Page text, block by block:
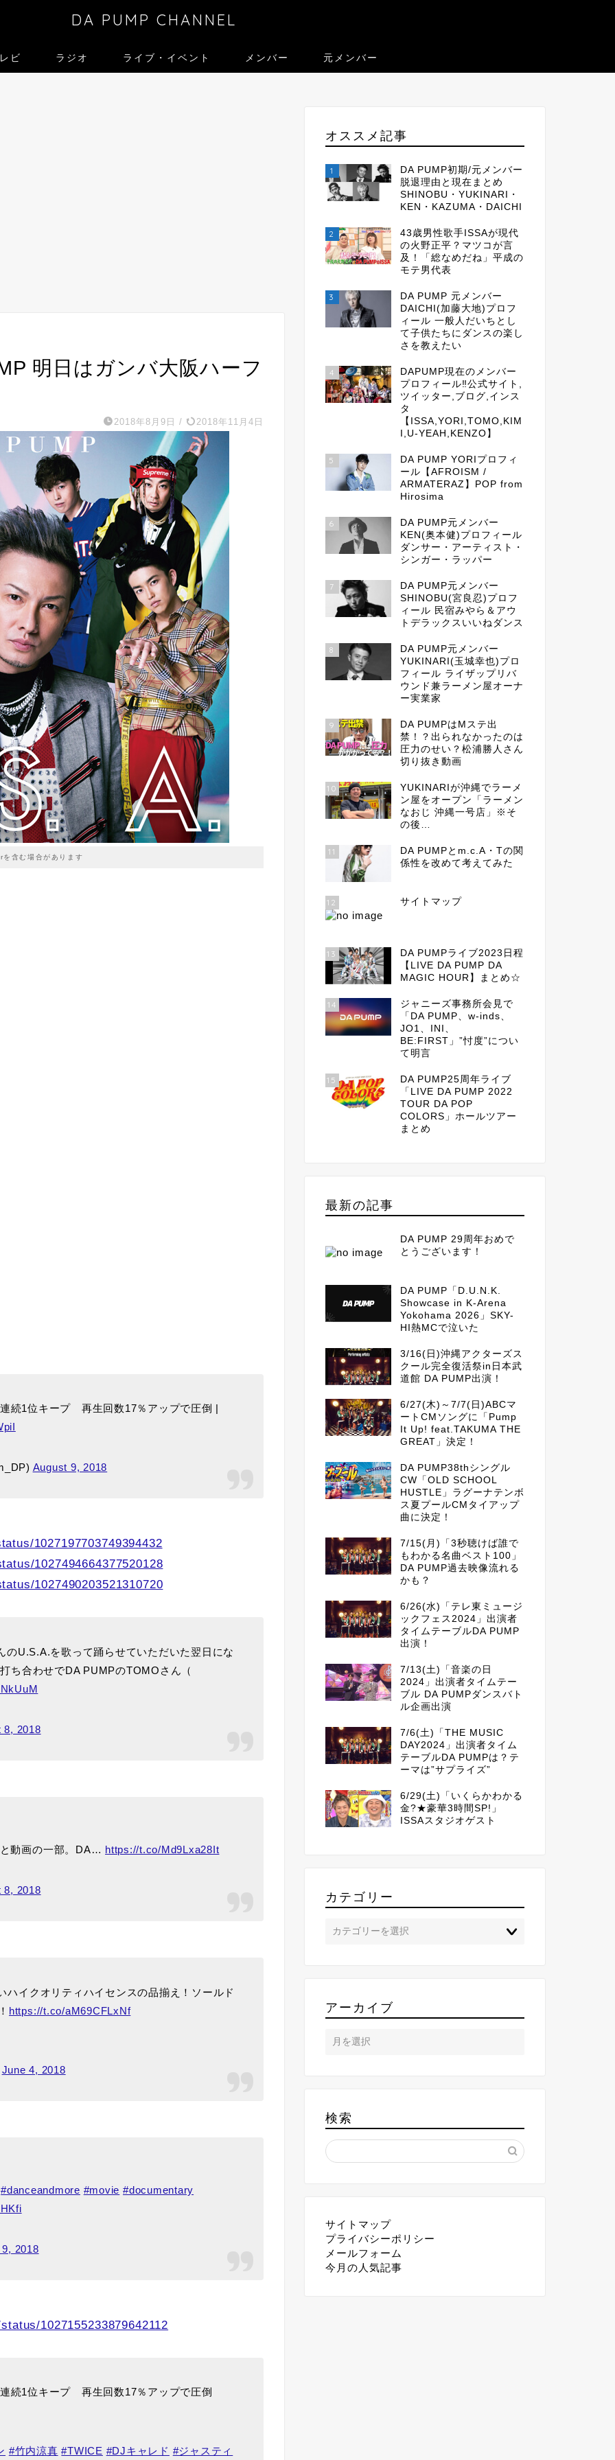
DA PUMP CHANNEL
ビ ラジオ ライブ・イベント メンバー 元メンバー
明日はガンバ大阪ハーフ
2018年8月9日 / 2018年11月4日
を含む場合があります
続1位キープ 再生回数17％アップで圧倒 |
August 9, 2018
1027197703749394432
1027494664377520128
1027490203521310720
U.S.A.を歌って踊らせていただいた翌日にな
ち合わせでDA PUMPのTOMOさん（
8, 2018
動画の一部。DA… https://t.co/Md9Lxa28It
8, 2018
イクオリティハイセンスの品揃え！ソールド
https://t.co/aM69CFLxNf
June 4, 2018
#danceandmore #movie #documentary
2018
1027155233879642112
続1位キープ 再生回数17％アップで圧倒
#竹内涼真 #TWICE #DJキャレド #ジャスティ
オススメ記事
1
DA PUMP初期/元メンバー
脱退理由と現在まとめ
SHINOBU・YUKINARI・
KEN・KAZUMA・DAICHI
2
43歳男性歌手ISSAが現代
の火野正平？マツコが言
及！「総なめだね」平成の
モテ男代表
3
DA PUMP 元メンバー
DAICHI(加藤大地)プロフ
ィール 一般人だいちとし
て子供たちにダンスの楽し
さを教えたい
4
DAPUMP現在のメンバー
プロフィール‼公式サイト,
ツイッター,ブログ,インス
タ
【ISSA,YORI,TOMO,KIM
I,U-YEAH,KENZO】
5
DA PUMP YORIプロフィ
ール【AFROISM /
ARMATERAZ】POP from
Hirosima
6
DA PUMP元メンバー
KEN(奥本健)プロフィール
ダンサー・アーティスト・
シンガー・ラッパー
7
DA PUMP元メンバー
SHINOBU(宮良忍)プロフ
ィール 民宿みやら＆アウ
トデラックスいいねダンス
8
DA PUMP元メンバー
YUKINARI(玉城幸也)プロ
フィール ライザップリバ
ウンド兼ラーメン屋オーナ
ー実業家
9
DA PUMPはMステ出
禁！？出られなかったのは
圧力のせい？松浦勝人さん
切り抜き動画
10
YUKINARIが沖縄でラーメ
ン屋をオープン「ラーメン
なおじ 沖縄一号店」※そ
の後…
11
DA PUMPとm.c.A・Tの関
係性を改めて考えてみた
12 サイトマップ
13
DA PUMPライブ2023日程
【LIVE DA PUMP DA
MAGIC HOUR】まとめ☆
14
ジャニーズ事務所会見で
「DA PUMP、w-inds、
JO1、INI、
BE:FIRST」”忖度”につい
て明言
15
DA PUMP25周年ライブ
「LIVE DA PUMP 2022
TOUR DA POP
COLORS」ホールツアー
まとめ
最新の記事
DA PUMP 29周年おめで
とうございます！
DA PUMP「D.U.N.K.
Showcase in K-Arena
Yokohama 2026」SKY-
HI熱MCで泣いた
3/16(日)沖縄アクターズス
クール完全復活祭in日本武
道館 DA PUMP出演！
6/27(木)～7/7(日)ABCマ
ートCMソングに「Pump
It Up! feat.TAKUMA THE
GREAT」決定！
DA PUMP38thシングル
CW「OLD SCHOOL
HUSTLE」ラグーナテンボ
ス夏プールCMタイアップ
曲に決定！
7/15(月)「3秒聴けば誰で
もわかる名曲ベスト100」
DA PUMP過去映像流れる
かも？
6/26(水)「テレ東ミュージ
ックフェス2024」出演者
タイムテーブルDA PUMP
出演！
7/13(土)「音楽の日
2024」出演者タイムテー
ブル DA PUMPダンスバト
ル企画出演
7/6(土)「THE MUSIC
DAY2024」出演者タイム
テーブルDA PUMPは？テ
ーマは”サプライズ”
6/29(土)「いくらかわかる
金?★豪華3時間SP!」
ISSAスタジオゲスト
カテゴリー
アーカイブ
検索
サイトマップ
プライバシーポリシー
メールフォーム
今月の人気記事